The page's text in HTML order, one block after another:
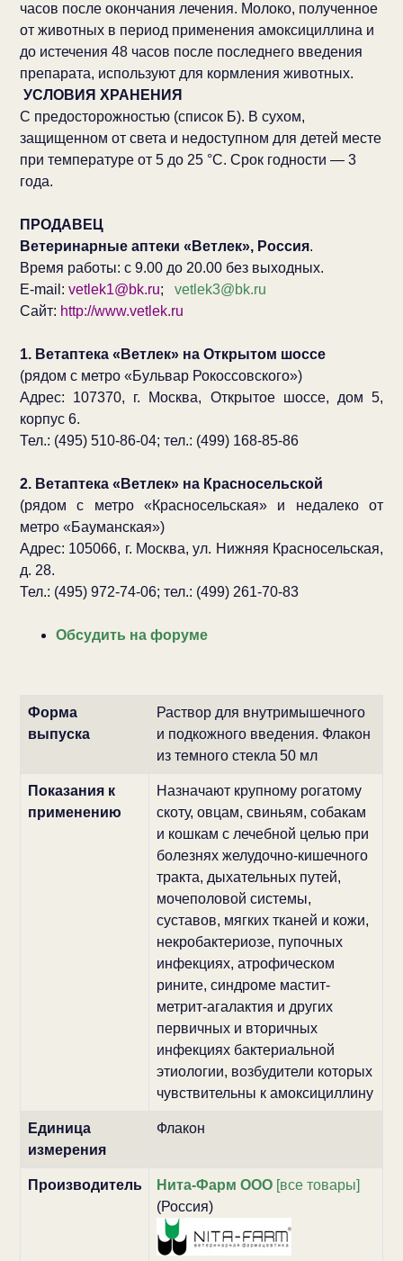
часов после окончания лечения. Молоко, полученное
от животных в период применения амоксициллина и
до истечения 48 часов после последнего введения
препарата, используют для кормления животных.
УСЛОВИЯ ХРАНЕНИЯ
С предосторожностью (список Б). В сухом,
защищенном от света и недоступном для детей месте
при температуре от 5 до 25 °С. Срок годности — 3
года.
ПРОДАВЕЦ
Ветеринарные аптеки «Ветлек», Россия.
Время работы: с 9.00 до 20.00 без выходных.
E-mail: vetlek1@bk.ru; vetlek3@bk.ru
Сайт: http://www.vetlek.ru
1. Ветаптека «Ветлек» на Открытом шоссе
(рядом с метро «Бульвар Рокоссовского»)
Адрес: 107370, г. Москва, Открытое шоссе, дом 5,
корпус 6.
Тел.: (495) 510-86-04; тел.: (499) 168-85-86
2. Ветаптека «Ветлек» на Красносельской
(рядом с метро «Красносельская» и недалеко от
метро «Бауманская»)
Адрес: 105066, г. Москва, ул. Нижняя Красносельская,
д. 28.
Тел.: (495) 972-74-06; тел.: (499) 261-70-83
Обсудить на форуме
Форма
выпуска
Раствор для внутримышечного
и подкожного введения. Флакон
из темного стекла 50 мл
Показания к
применению
Назначают крупному рогатому
скоту, овцам, свиньям, собакам
и кошкам с лечебной целью при
болезнях желудочно-кишечного
тракта, дыхательных путей,
мочеполовой системы,
суставов, мягких тканей и кожи,
некробактериозе, пупочных
инфекциях, атрофическом
рините, синдроме мастит-
метрит-агалактия и других
первичных и вторичных
инфекциях бактериальной
этиологии, возбудители которых
чувствительны к амоксициллину
Единица
измерения
Флакон
Производитель Нита-Фарм ООО[все товары]
(Россия)